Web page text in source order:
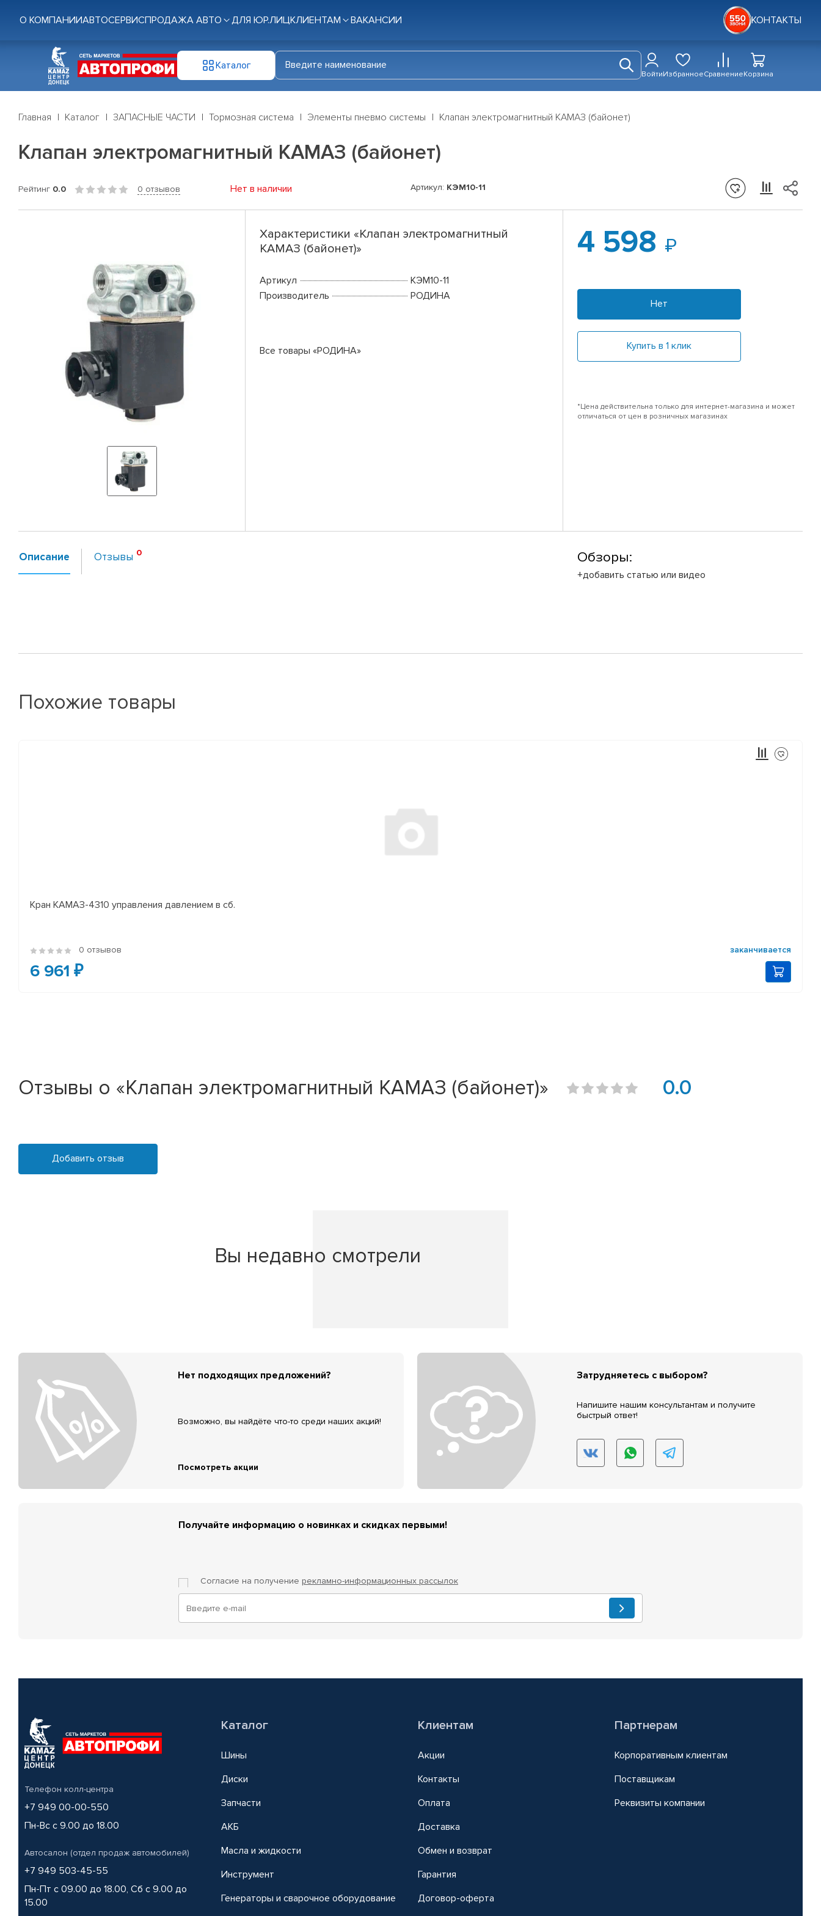
О КОМПАНИИАВТОСЕРВИСПРОДАЖА АВТО ДЛЯ ЮР.ЛИЦКЛИЕНТАМ ВАКАНСИИ КОНТАКТЫ
Каталог
ВойтиИзбранноеСравнениеКорзина
Главная Каталог ЗАПАСНЫЕ ЧАСТИ Тормозная система Элементы пневмо системы Клапан электромагнитный КАМАЗ (байонет)
Клапан электромагнитный КАМАЗ (байонет)
Рейтинг 0.0 0 отзывов Нет в наличии Артикул: КЭМ10-11
Характеристики «Клапан электромагнитный
КАМАЗ (байонет)»
Артикул
КЭМ10-11
Производитель
РОДИНА
Все товары «РОДИНА»
4 598
Нет
Купить в 1 клик
*Цена действительна только для интернет-магазина и может
отличаться от цен в розничных магазинах
Описание Отзывы Обзоры:
+добавить статью или видео
Похожие товары
Кран КАМАЗ-4310 управления давлением в сб.
0 отзывов заканчивается
6 961 ₽
Отзывы о «Клапан электромагнитный КАМАЗ (байонет)» 0.0
Добавить отзыв
Вы недавно смотрели
Нет подходящих предложений?
Возможно, вы найдёте что-то среди наших акций!
Посмотреть акции
Затрудняетесь с выбором?
Напишите нашим консультантам и получите
быстрый ответ!
Получайте информацию о новинках и скидках первыми!
Согласие на получение рекламно-информационных рассылок
Телефон колл-центра
+7 949 00-00-550
Пн-Вс с 9.00 до 18.00
Автосалон (отдел продаж автомобилей)
+7 949 503-45-55
Пн-Пт с 09.00 до 18.00, Сб с 9.00 до
15.00
Каталог
Шины
Диски
Запчасти
АКБ
Масла и жидкости
Инструмент
Генераторы и сварочное оборудование
Клиентам
Акции
Контакты
Оплата
Доставка
Обмен и возврат
Гарантия
Договор-оферта
Партнерам
Корпоративным клиентам
Поставщикам
Реквизиты компании